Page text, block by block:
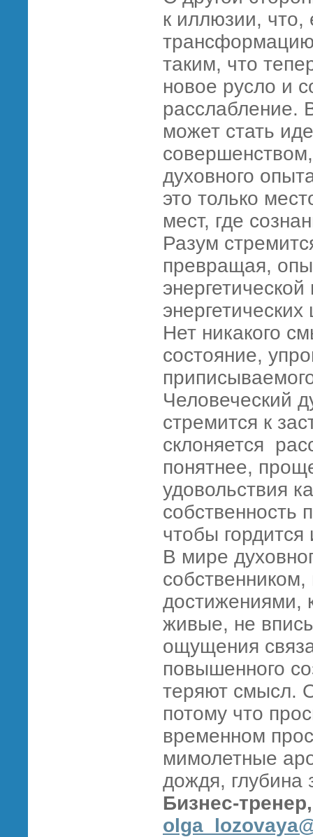
к иллюзии,
таким, что
новое русло и
расслабление.
может стать
духовного
это только
мест, где
Разум
превращая,
Нет никакого
состояние,
Человеческий
стремится к
склоняется
понятнее,
удовольствия
собственность
чтобы
В мире
достижениями,
живые, не
ощущения
повышенного
теряют смысл.
потому что
временном
мимолетные
дождя,
Бизнес-